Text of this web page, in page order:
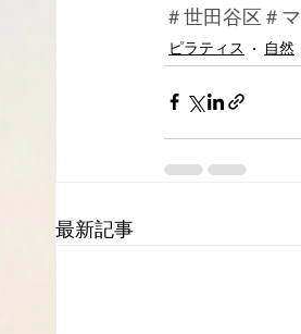
＃世田谷区＃
ピラティス 自然
最新記事